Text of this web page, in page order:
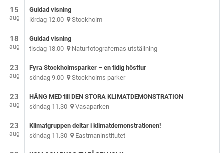
15
aug
Guidad visning
lördag 12.00 Stockholm
18
aug
Guidad visning
tisdag 18.00 Naturfotografernas utställning
23
aug
Fyra Stockholmsparker – en tidig hösttur
söndag 9.00 Stockholms parker
23
aug
HÄNG MED till DEN STORA KLIMATDEMONSTRATION
söndag 11.30 Vasaparken
23
aug
Klimatgruppen deltar i klimatdemonstrationen!
söndag 11.30 Eastmaninstitutet